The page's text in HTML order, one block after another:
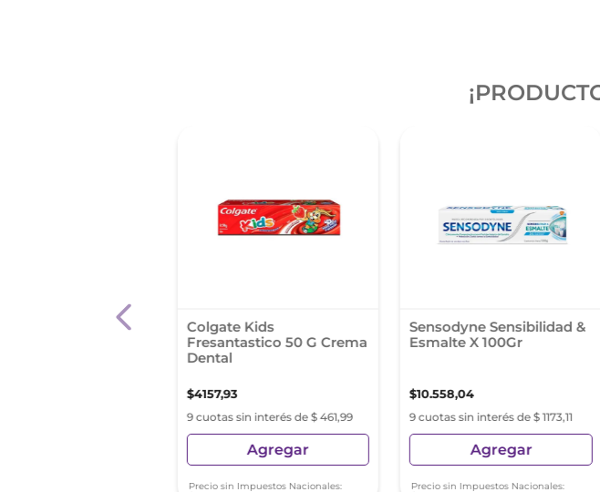
Fluor 90Gr
Colgate Kids
Fresantastico 50 G Crema
Dental
$4157,93
9 cuotas sin interés de $ 461,99
Agregar
Precio sin Impuestos Nacionales:
Sensodyne Sensibilidad &
Esmalte X 100Gr
$10.558,04
9 cuotas sin interés de $ 1173,11
Agregar
Precio sin Impuestos Nacionales: